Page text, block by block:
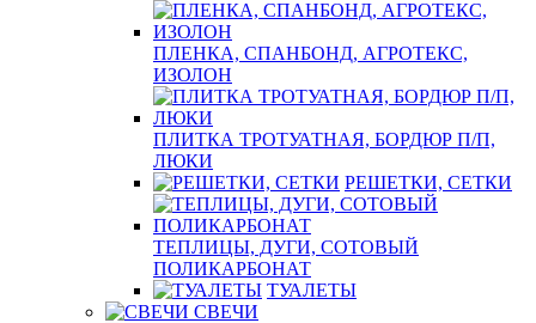
ПЛЕНКА, СПАНБОНД, АГРОТЕКС,
ИЗОЛОН
ПЛИТКА ТРОТУАТНАЯ, БОРДЮР П/П,
ЛЮКИ
РЕШЕТКИ, СЕТКИ
ТЕПЛИЦЫ, ДУГИ, СОТОВЫЙ
ПОЛИКАРБОНАТ
ТУАЛЕТЫ
СВЕЧИ